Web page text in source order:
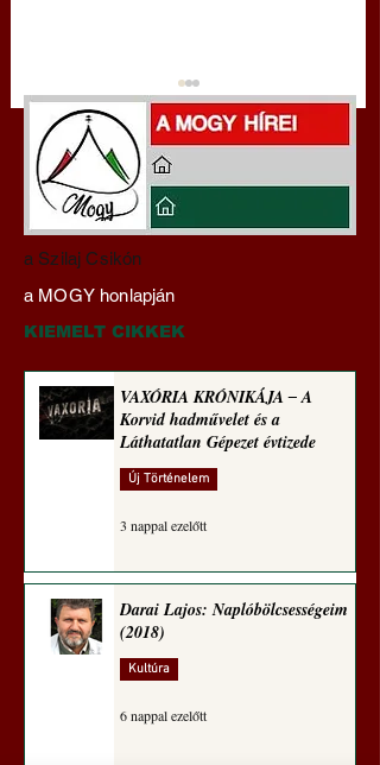
Pokol prof 4x ‒ Tiszás
szakértelem ‒ Háromféle
módon közelít
egetrengető
Hedvig posztajánlója)
a Szilaj Csikón
a MOGY honlapján
KIEMELT CIKKEK
VAXÓRIA KRÓNIKÁJA ‒ A
Korvid hadművelet és a
Láthatatlan Gépezet évtizede
Új Történelem
3 nappal ezelőtt
Darai Lajos: Naplóbölcsességeim
(2018)
Kultúra
6 nappal ezelőtt